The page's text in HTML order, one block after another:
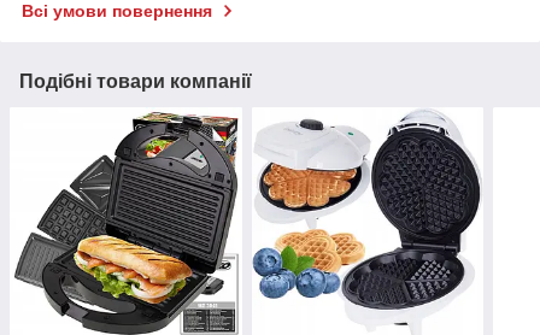
Всі умови повернення
Подібні товари компанії